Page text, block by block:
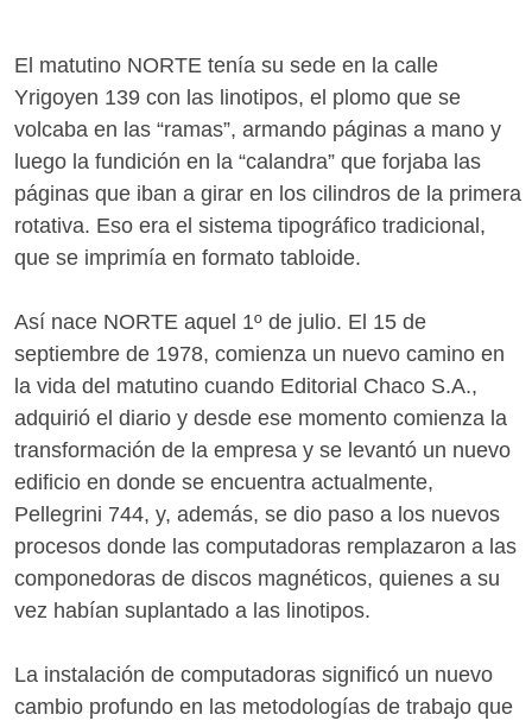
El matutino NORTE tenía su sede en la calle
Yrigoyen 139 con las linotipos, el plomo que se
volcaba en las “ramas”, armando páginas a mano y
luego la fundición en la “calandra” que forjaba las
páginas que iban a girar en los cilindros de la primera
rotativa. Eso era el sistema tipográfico tradicional,
que se imprimía en formato tabloide.
Así nace NORTE aquel 1º de julio. El 15 de
septiembre de 1978, comienza un nuevo camino en
la vida del matutino cuando Editorial Chaco S.A.,
adquirió el diario y desde ese momento comienza la
transformación de la empresa y se levantó un nuevo
edificio en donde se encuentra actualmente,
Pellegrini 744, y, además, se dio paso a los nuevos
procesos donde las computadoras remplazaron a las
componedoras de discos magnéticos, quienes a su
vez habían suplantado a las linotipos.
La instalación de computadoras significó un nuevo
cambio profundo en las metodologías de trabajo que